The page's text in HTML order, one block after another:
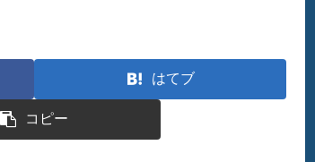
はてブ
コピー